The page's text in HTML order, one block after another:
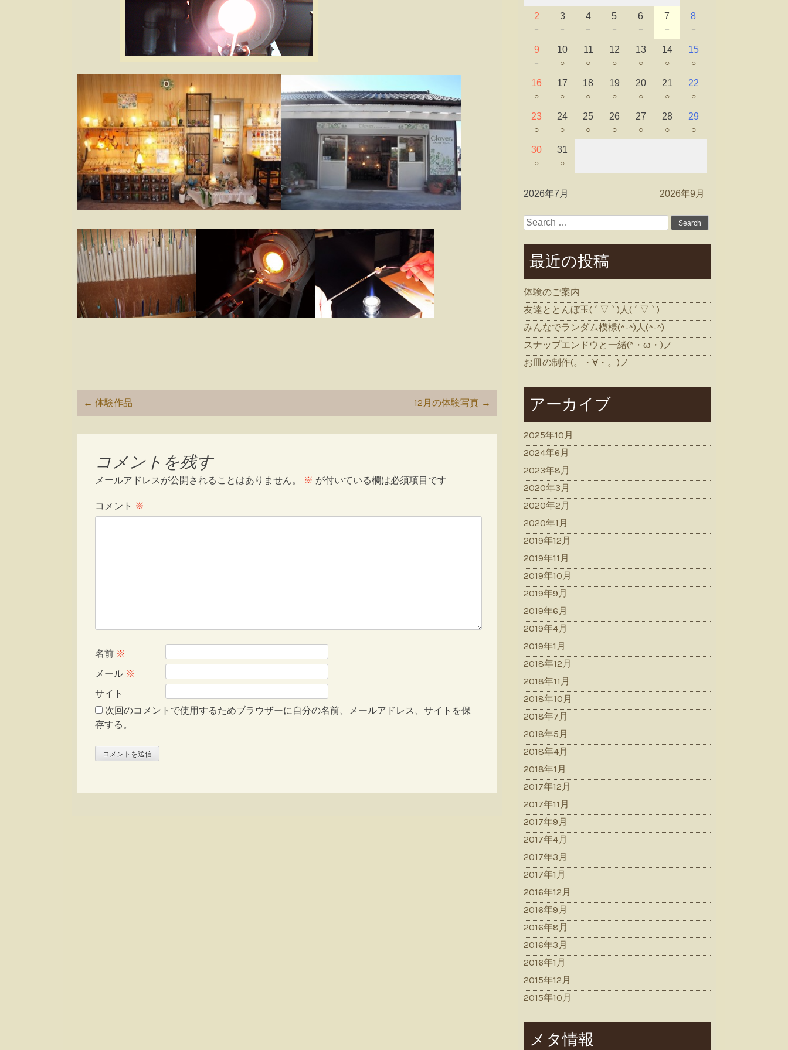
Post
navigation
← 体験作品 12月の体験写真 →
コメントを残す
メールアドレスが公開されることはありません。 ※ が付いている欄は必須項目です
コメント ※
名前 ※
メール ※
サイト
次回のコメントで使用するためブラウザーに自分の名前、メールアドレス、サイトを保
存する。
2
－
3
－
4
－
5
－
6
－
7
－
8
－
9
－
10
○
11
○
12
○
13
○
14
○
15
○
16
○
17
○
18
○
19
○
20
○
21
○
22
○
23
○
24
○
25
○
26
○
27
○
28
○
29
○
30
○
31
○
2026年7月 2026年9月
Search
最近の投稿
体験のご案内
友達ととんぼ玉( ´ ▽ ` )人( ´ ▽ ` )
みんなでランダム模様(^-^)人(^-^)
スナップエンドウと一緒(*・ω・)ノ
お皿の制作(。・∀・。)ノ
アーカイブ
2025年10月
2024年6月
2023年8月
2020年3月
2020年2月
2020年1月
2019年12月
2019年11月
2019年10月
2019年9月
2019年6月
2019年4月
2019年1月
2018年12月
2018年11月
2018年10月
2018年7月
2018年5月
2018年4月
2018年1月
2017年12月
2017年11月
2017年9月
2017年4月
2017年3月
2017年1月
2016年12月
2016年9月
2016年8月
2016年3月
2016年1月
2015年12月
2015年10月
メタ情報